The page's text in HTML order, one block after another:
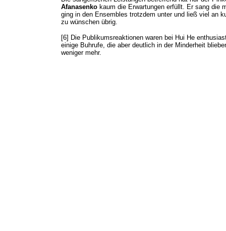
Afanasenko kaum die Erwartungen erfüllt. Er sang die
ging in den Ensembles trotzdem unter und ließ viel an
zu wünschen übrig.
[6] Die Publikumsreaktionen waren bei Hui He
einige Buhrufe, die aber deutlich in der Minderheit
weniger mehr.